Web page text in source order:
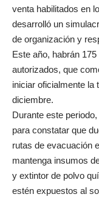
venta habilitados en
desarrolló un
de organización y
Este año, habrán
autorizados, que
iniciar oficialmente la
diciembre.
Durante este
para constatar que
rutas de evacuación
mantenga insumos
y extintor de polvo
estén expuestos al